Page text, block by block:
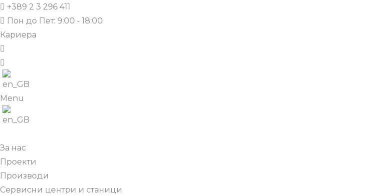
+389 2 3 296 411
Пон до Пет: 9:00 - 18:00
Кариера
Menu
За нас
Проекти
Производи
Сервисни центри и станици